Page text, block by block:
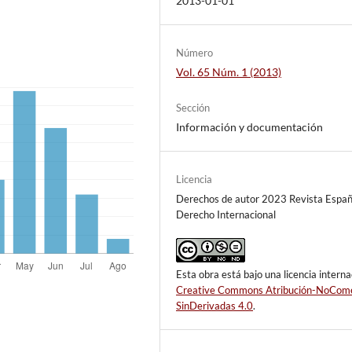
Número
Vol. 65 Núm. 1 (2013)
Sección
Información y documentación
Licencia
Derechos de autor 2023 Revista
Derecho Internacional
Esta obra está bajo una licencia
Creative Commons Atribución-
SinDerivadas 4.0.